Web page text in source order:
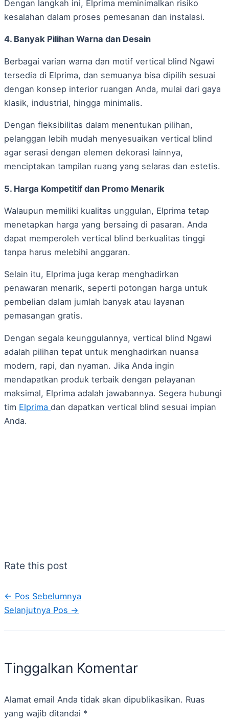
Dengan langkah ini, Elprima meminimalkan risiko
kesalahan dalam proses pemesanan dan instalasi.
4. Banyak Pilihan Warna dan Desain
Berbagai varian warna dan motif vertical blind Ngawi
tersedia di Elprima, dan semuanya bisa dipilih sesuai
dengan konsep interior ruangan Anda, mulai dari gaya
klasik, industrial, hingga minimalis.
Dengan fleksibilitas dalam menentukan pilihan,
pelanggan lebih mudah menyesuaikan vertical blind
agar serasi dengan elemen dekorasi lainnya,
menciptakan tampilan ruang yang selaras dan estetis.
5. Harga Kompetitif dan Promo Menarik
Walaupun memiliki kualitas unggulan, Elprima tetap
menetapkan harga yang bersaing di pasaran. Anda
dapat memperoleh vertical blind berkualitas tinggi
tanpa harus melebihi anggaran.
Selain itu, Elprima juga kerap menghadirkan
penawaran menarik, seperti potongan harga untuk
pembelian dalam jumlah banyak atau layanan
pemasangan gratis.
Dengan segala keunggulannya, vertical blind Ngawi
adalah pilihan tepat untuk menghadirkan nuansa
modern, rapi, dan nyaman. Jika Anda ingin
mendapatkan produk terbaik dengan pelayanan
maksimal, Elprima adalah jawabannya. Segera hubungi
tim Elprima dan dapatkan vertical blind sesuai impian
Anda.
Rate this post
← Pos Sebelumnya
Selanjutnya Pos →
Tinggalkan Komentar
Alamat email Anda tidak akan dipublikasikan. Ruas
yang wajib ditandai *